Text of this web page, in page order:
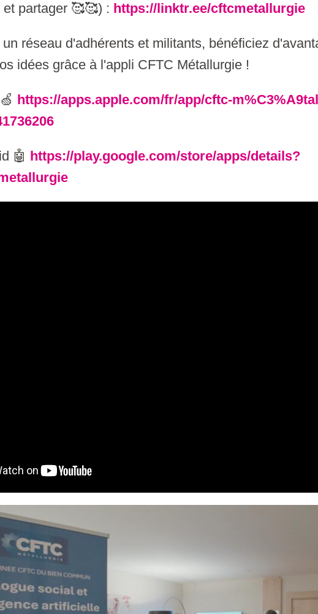
partager 🥰🥰) : https://linktr.ee/cftcmetallurgie
réseau d'adhérents et militants, bénéficiez
idées grâce à l'appli CFTC Métallurgie !
https://apps.apple.com/fr/app/cftc-
🤖 https://play.google.com/store/apps/details?